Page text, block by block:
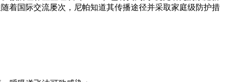
着国际交流屡次，尼帕知道其传播途径并采取家庭级防护措